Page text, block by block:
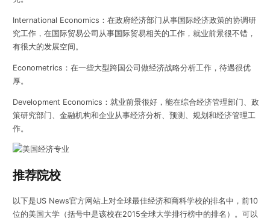
International Economics：在政府经济部门从事国际经济政策的协调研
究工作，在国际贸易公司从事国际贸易相关的工作，就业前景很不错，
有很大的发展空间。
Econometrics：在一些大型跨国公司做经济战略分析工作，待遇很优
厚。
Development Economics：就业前景很好，能在综合经济管理部门、政
策研究部门、金融机构和企业从事经济分析、预测、规划和经济管理工
作。
推荐院校
以下是US News官方网站上对全球最佳经济和商科学校的排名中，前10
位的美国大学（括号中是该校在2015全球大学排行榜中的排名）。可以